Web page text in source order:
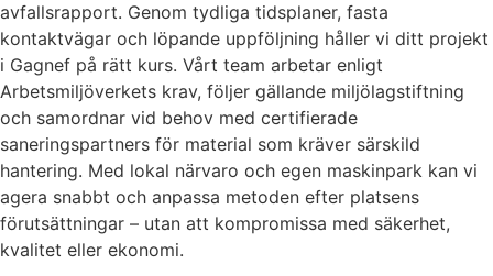
avfallsrapport. Genom tydliga tidsplaner, fasta
kontaktvägar och löpande uppföljning håller vi ditt projekt
i Gagnef på rätt kurs. Vårt team arbetar enligt
Arbetsmiljöverkets krav, följer gällande miljölagstiftning
och samordnar vid behov med certifierade
saneringspartners för material som kräver särskild
hantering. Med lokal närvaro och egen maskinpark kan vi
agera snabbt och anpassa metoden efter platsens
förutsättningar – utan att kompromissa med säkerhet,
kvalitet eller ekonomi.